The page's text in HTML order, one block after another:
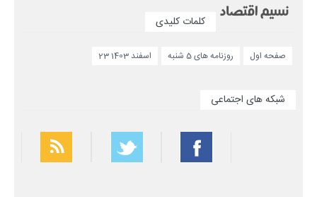
کلمات کلیدی
صفحه اول روزنامه های 5 شنبه 23 اسفند 1403
شبکه های اجتماعی